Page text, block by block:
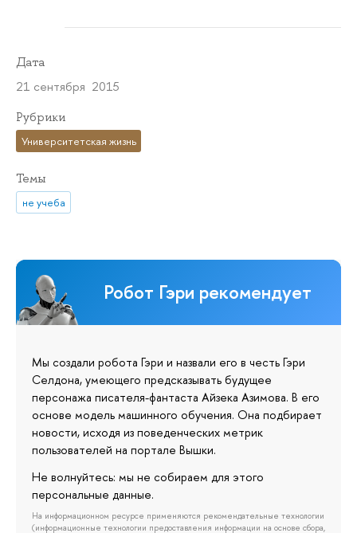
Дата
21 сентября 2015
Рубрики
Университетская жизнь
Темы
не учеба
Робот Гэри рекомендует
Мы создали робота Гэри и назвали его в честь Гэри
Селдона, умеющего предсказывать будущее
персонажа писателя-фантаста Айзека Азимова. В его
основе модель машинного обучения. Она подбирает
новости, исходя из поведенческих метрик
пользователей на портале Вышки.
Не волнуйтесь: мы не собираем для этого
персональные данные.
На информационном ресурсе применяются рекомендательные технологии
(информационные технологии предоставления информации на основе сбора,